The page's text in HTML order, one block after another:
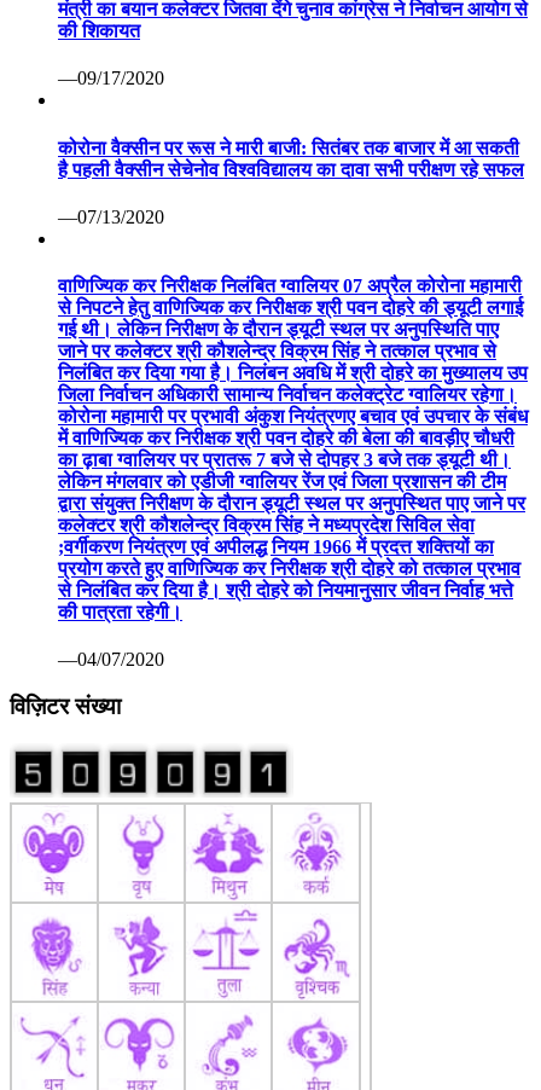
मंत्री का बयान कलेक्टर जितवा देंगे चुनाव कांग्रेस ने निर्वाचन आयोग से
की शिकायत
—09/17/2020
कोरोना वैक्सीन पर रूस ने मारी बाजी: सितंबर तक बाजार में आ सकती
है पहली वैक्सीन सेचेनोव विश्वविद्यालय का दावा सभी परीक्षण रहे सफल
—07/13/2020
वाणिज्यिक कर निरीक्षक निलंबित ग्वालियर 07 अप्रैल कोरोना महामारी
से निपटने हेतु वाणिज्यिक कर निरीक्षक श्री पवन दोहरे की ड्यूटी लगाई
गई थी। लेकिन निरीक्षण के दौरान ड्यूटी स्थल पर अनुपस्थिति पाए
जाने पर कलेक्टर श्री कौशलेन्द्र विक्रम सिंह ने तत्काल प्रभाव से
निलंबित कर दिया गया है। निलंबन अवधि में श्री दोहरे का मुख्यालय उप
जिला निर्वाचन अधिकारी सामान्य निर्वाचन कलेक्ट्रेट ग्वालियर रहेगा।
कोरोना महामारी पर प्रभावी अंकुश नियंत्रणए बचाव एवं उपचार के संबंध
में वाणिज्यिक कर निरीक्षक श्री पवन दोहरे की बेला की बावड़ीए चौधरी
का ढ़ाबा ग्वालियर पर प्रातरू 7 बजे से दोपहर 3 बजे तक ड्यूटी थी।
लेकिन मंगलवार को एडीजी ग्वालियर रेंज एवं जिला प्रशासन की टीम
द्वारा संयुक्त निरीक्षण के दौरान ड्यूटी स्थल पर अनुपस्थित पाए जाने पर
कलेक्टर श्री कौशलेन्द्र विक्रम सिंह ने मध्यप्रदेश सिविल सेवा
;वर्गीकरण नियंत्रण एवं अपीलद्ध नियम 1966 में प्रदत्त शक्तियों का
प्रयोग करते हुए वाणिज्यिक कर निरीक्षक श्री दोहरे को तत्काल प्रभाव
से निलंबित कर दिया है। श्री दोहरे को नियमानुसार जीवन निर्वाह भत्ते
की पात्रता रहेगी।
—04/07/2020
विज़िटर संख्या